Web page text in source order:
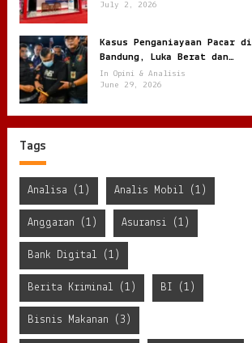
July 2, 2026
Kasus Penganiayaan Pacar di
Bandung, Luka Berat dan
Penyekapan !
In Opini & Analisis
June 29, 2026
Tags
Analisa (1) Analis Mobil (1)
Anggaran (1) Asuransi (1)
Bank Digital (1)
Berita Kriminal (1) BI (1)
Bisnis Makanan (3)